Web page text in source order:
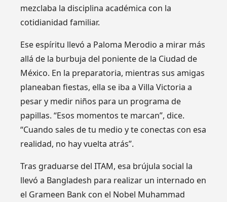
mezclaba la disciplina académica con la
cotidianidad familiar.
Ese espíritu llevó a Paloma Merodio a mirar más
allá de la burbuja del poniente de la Ciudad de
México. En la preparatoria, mientras sus amigas
planeaban fiestas, ella se iba a Villa Victoria a
pesar y medir niños para un programa de
papillas. “Esos momentos te marcan”, dice.
“Cuando sales de tu medio y te conectas con esa
realidad, no hay vuelta atrás”.
Tras graduarse del ITAM, esa brújula social la
llevó a Bangladesh para realizar un internado en
el Grameen Bank con el Nobel Muhammad